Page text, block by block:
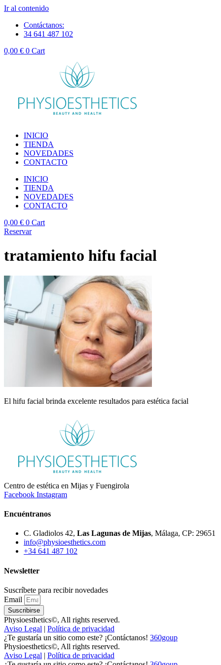
Ir al contenido
Contáctanos:
34 641 487 102
0,00 € 0 Cart
INICIO
TIENDA
NOVEDADES
CONTACTO
INICIO
TIENDA
NOVEDADES
CONTACTO
0,00 € 0 Cart
Reservar
tratamiento hifu facial
El hifu facial brinda excelente resultados para estética facial
Centro de estética en Mijas y Fuengirola
Facebook Instagram
Encuéntranos
C. Gladiolos 42, Las Lagunas de Mijas, Málaga, CP: 29651
info@physioesthetics.com
+34 641 487 102
Newsletter
Suscríbete para recibir novedades
Email
Suscribirse
Physioesthetics©, All rights reserved.
Aviso Legal | Política de privacidad
¿Te gustaría un sitio como este? ¡Contáctanos! 360goup
Physioesthetics©, All rights reserved.
Aviso Legal | Política de privacidad